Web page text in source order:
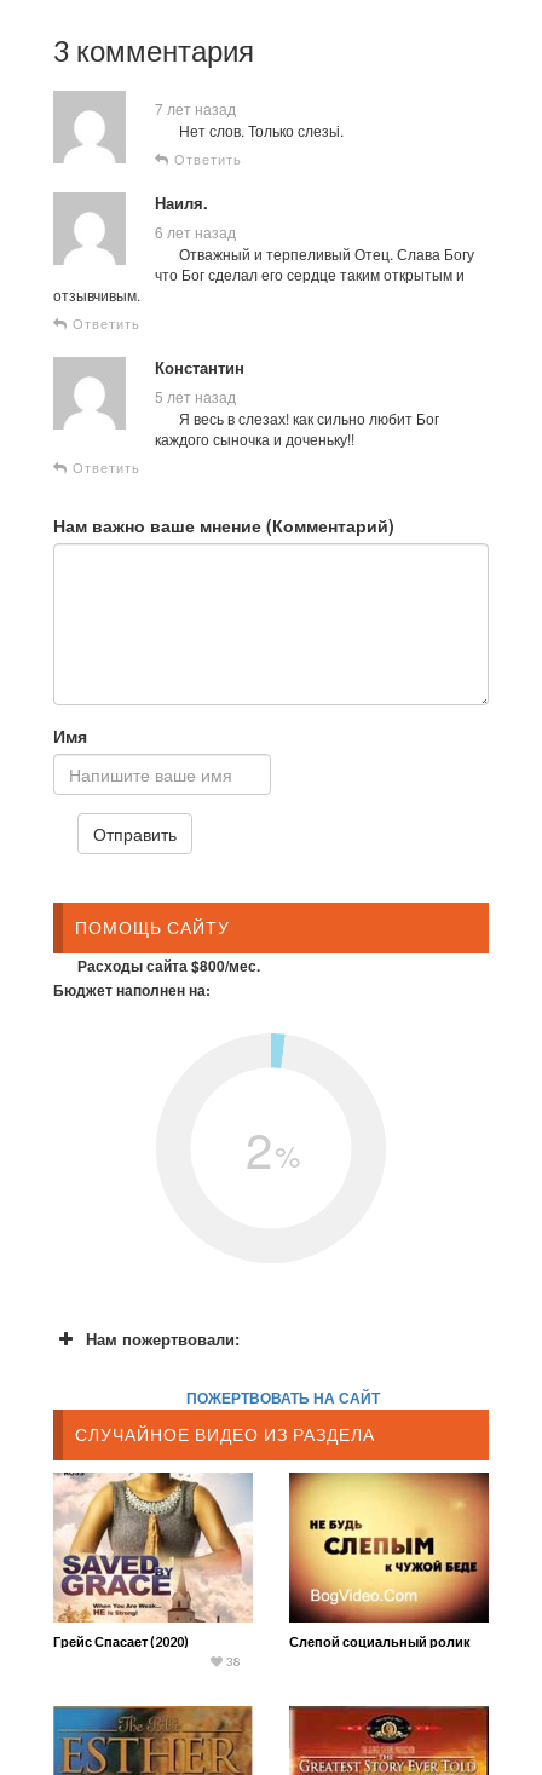
3 комментария
7 лет назад
Нет слов. Только слезьі.
Ответить
Наиля.
6 лет назад
Отважный и терпеливый Отец. Слава Богу
что Бог сделал его сердце таким открытым и
отзывчивым.
Ответить
Константин
5 лет назад
Я весь в слезах! как сильно любит Бог
каждого сыночка и доченьку!!
Ответить
Нам важно ваше мнение (Комментарий)
Имя
ПОМОЩЬ САЙТУ
Расходы сайта $800/мес.
Бюджет наполнен на:
2%
Нам пожертвовали:
ПОЖЕРТВОВАТЬ НА САЙТ
СЛУЧАЙНОЕ ВИДЕО ИЗ РАЗДЕЛА
Грейс Спасает (2020)
38
Слепой социальный ролик